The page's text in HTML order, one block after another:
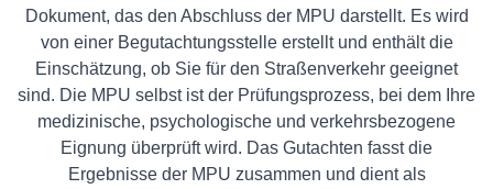
Dokument, das den Abschluss der MPU darstellt. Es wird
von einer Begutachtungsstelle erstellt und enthält die
Einschätzung, ob Sie für den Straßenverkehr geeignet
sind. Die MPU selbst ist der Prüfungsprozess, bei dem Ihre
medizinische, psychologische und verkehrsbezogene
Eignung überprüft wird. Das Gutachten fasst die
Ergebnisse der MPU zusammen und dient als